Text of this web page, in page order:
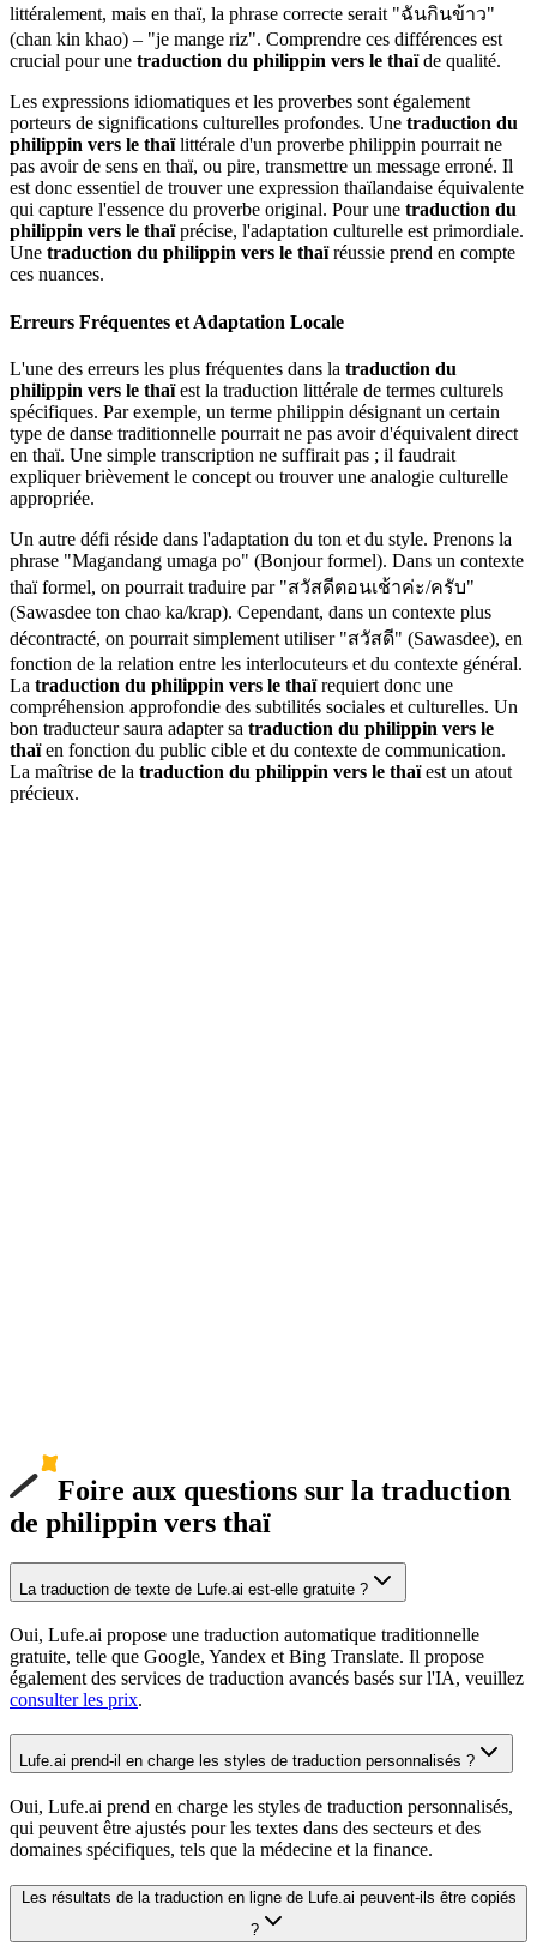
littéralement, mais en thaï, la phrase correcte serait "ฉันกินข้าว"
(chan kin khao) – "je mange riz". Comprendre ces différences est
crucial pour une traduction du philippin vers le thaïde qualité.
Les expressions idiomatiques et les proverbes sont également
porteurs de significations culturelles profondes. Une traduction du
philippin vers le thaïlittérale d'un proverbe philippin pourrait ne
pas avoir de sens en thaï, ou pire, transmettre un message erroné. Il
est donc essentiel de trouver une expression thaïlandaise équivalente
qui capture l'essence du proverbe original. Pour une traduction du
philippin vers le thaïprécise, l'adaptation culturelle est primordiale.
Une traduction du philippin vers le thaïréussie prend en compte
ces nuances.
Erreurs Fréquentes et Adaptation Locale
L'une des erreurs les plus fréquentes dans la traduction du
philippin vers le thaïest la traduction littérale de termes culturels
spécifiques. Par exemple, un terme philippin désignant un certain
type de danse traditionnelle pourrait ne pas avoir d'équivalent direct
en thaï. Une simple transcription ne suffirait pas ; il faudrait
expliquer brièvement le concept ou trouver une analogie culturelle
appropriée.
Un autre défi réside dans l'adaptation du ton et du style. Prenons la
phrase "Magandang umaga po" (Bonjour formel). Dans un contexte
thaï formel, on pourrait traduire par "สวัสดีตอนเช้าค่ะ/ครับ"
(Sawasdee ton chao ka/krap). Cependant, dans un contexte plus
décontracté, on pourrait simplement utiliser "สวัสดี" (Sawasdee), en
fonction de la relation entre les interlocuteurs et du contexte général.
La traduction du philippin vers le thaïrequiert donc une
compréhension approfondie des subtilités sociales et culturelles. Un
bon traducteur saura adapter sa traduction du philippin vers le
thaïen fonction du public cible et du contexte de communication.
La maîtrise de la traduction du philippin vers le thaïest un atout
précieux.
Foire aux questions sur la traduction
de philippin vers thaï
La traduction de texte de Lufe.ai est-elle gratuite ?
Oui, Lufe.ai propose une traduction automatique traditionnelle
gratuite, telle que Google, Yandex et Bing Translate. Il propose
également des services de traduction avancés basés sur l'IA, veuillez
consulter les prix.
Lufe.ai prend-il en charge les styles de traduction personnalisés ?
Oui, Lufe.ai prend en charge les styles de traduction personnalisés,
qui peuvent être ajustés pour les textes dans des secteurs et des
domaines spécifiques, tels que la médecine et la finance.
Les résultats de la traduction en ligne de Lufe.ai peuvent-ils être copiés
?